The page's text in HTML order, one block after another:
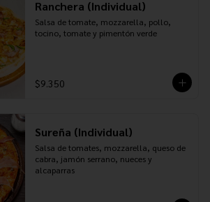
Ranchera (Individual)
Salsa de tomate, mozzarella, pollo,
tocino, tomate y pimentón verde
$9.350
Sureña (Individual)
Salsa de tomates, mozzarella, queso de
cabra, jamón serrano, nueces y
alcaparras